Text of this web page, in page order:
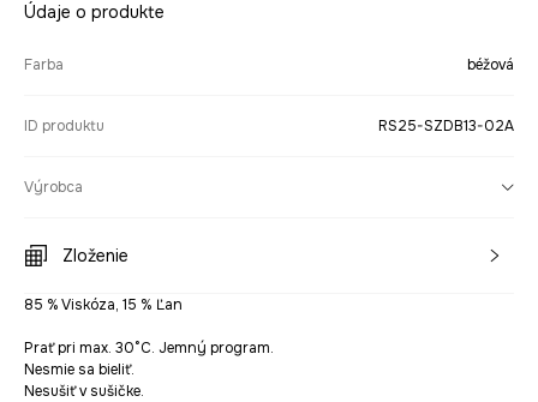
Údaje o produkte
Farba béžová
ID produktu RS25-SZDB13-02A
Výrobca
Zloženie
85 % Viskóza, 15 % Ľan
Prať pri max. 30°C. Jemný program.
Nesmie sa bieliť.
Nesušiť v sušičke.